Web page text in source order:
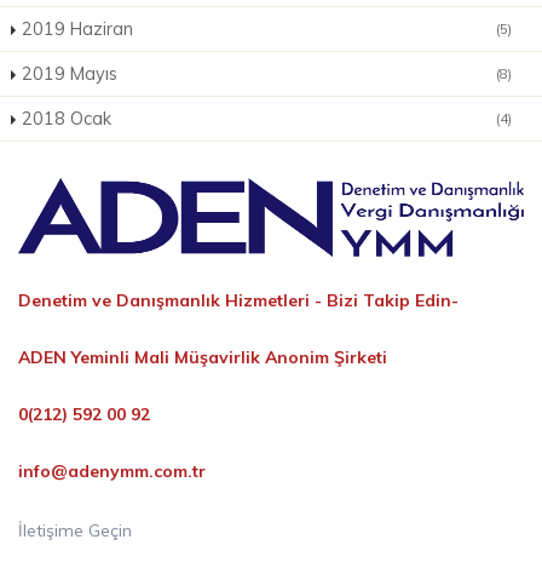
2019 Haziran (5)
2019 Mayıs (8)
2018 Ocak (4)
Denetim ve Danışmanlık Hizmetleri - Bizi Takip Edin-
ADEN Yeminli Mali Müşavirlik Anonim Şirketi
0(212) 592 00 92
info@adenymm.com.tr
İletişime Geçin